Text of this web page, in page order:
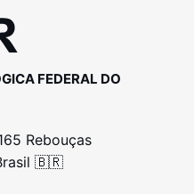
FEDERAL DO
Rebouças
🇧🇷